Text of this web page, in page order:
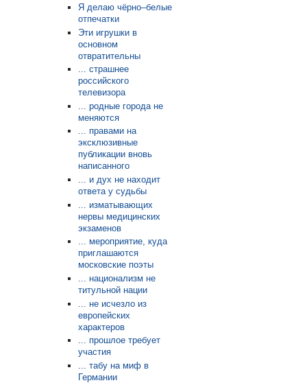
Я делаю чёрно–белые
отпечатки
Эти игрушки в
основном
отвратительны
... страшнее
российского
телевизора
... родные города не
меняются
... правами на
эксклюзивные
публикации вновь
написанного
... и дух не находит
ответа у судьбы
... изматывающих
нервы медицинских
экзаменов
... мероприятие, куда
приглашаются
московские поэты
... национализм не
титульной нации
... не исчезло из
европейских
характеров
... прошлое требует
участия
... табу на миф в
Германии